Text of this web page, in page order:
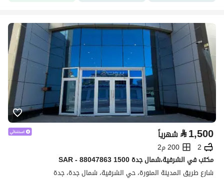
⃁1,500 شهرياً
2
200 م2
مكتب في الشرفية،شمال جدة 1500 SAR - 88047863
شارع طريق المدينة المنورة، حي الشرفية، شمال جدة، جدة